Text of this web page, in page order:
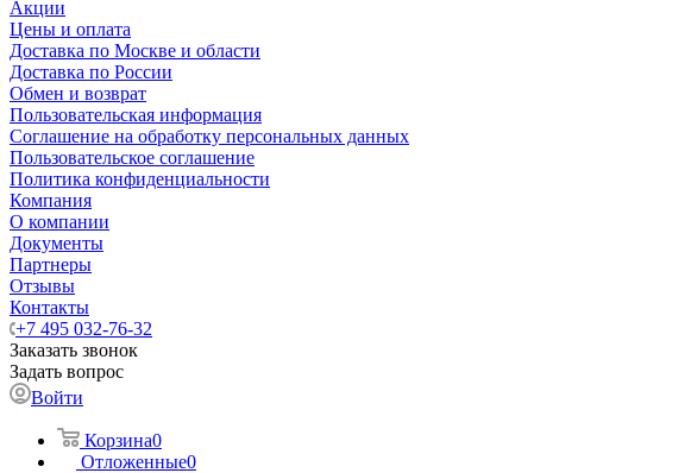
Акции
Цены и оплата
Доставка по Москве и области
Доставка по России
Обмен и возврат
Пользовательская информация
Соглашение на обработку персональных данных
Пользовательское соглашение
Политика конфиденциальности
Компания
О компании
Документы
Партнеры
Отзывы
Контакты
+7 495 032-76-32
Заказать звонок
Задать вопрос
Войти
Корзина0
Отложенные0